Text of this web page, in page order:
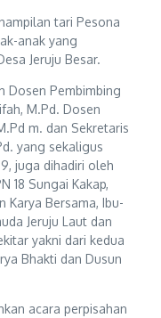
tari Pesona
anak yang
Jeruju Besar.
Dosen Pembimbing
M.Pd. Dosen
m. dan Sekretaris
yang sekaligus
juga dihadiri oleh
18 Sungai Kakap,
Karya Bersama, Ibu-
Jeruju Laut dan
yakni dari kedua
Bhakti dan Dusun
acara perpisahan